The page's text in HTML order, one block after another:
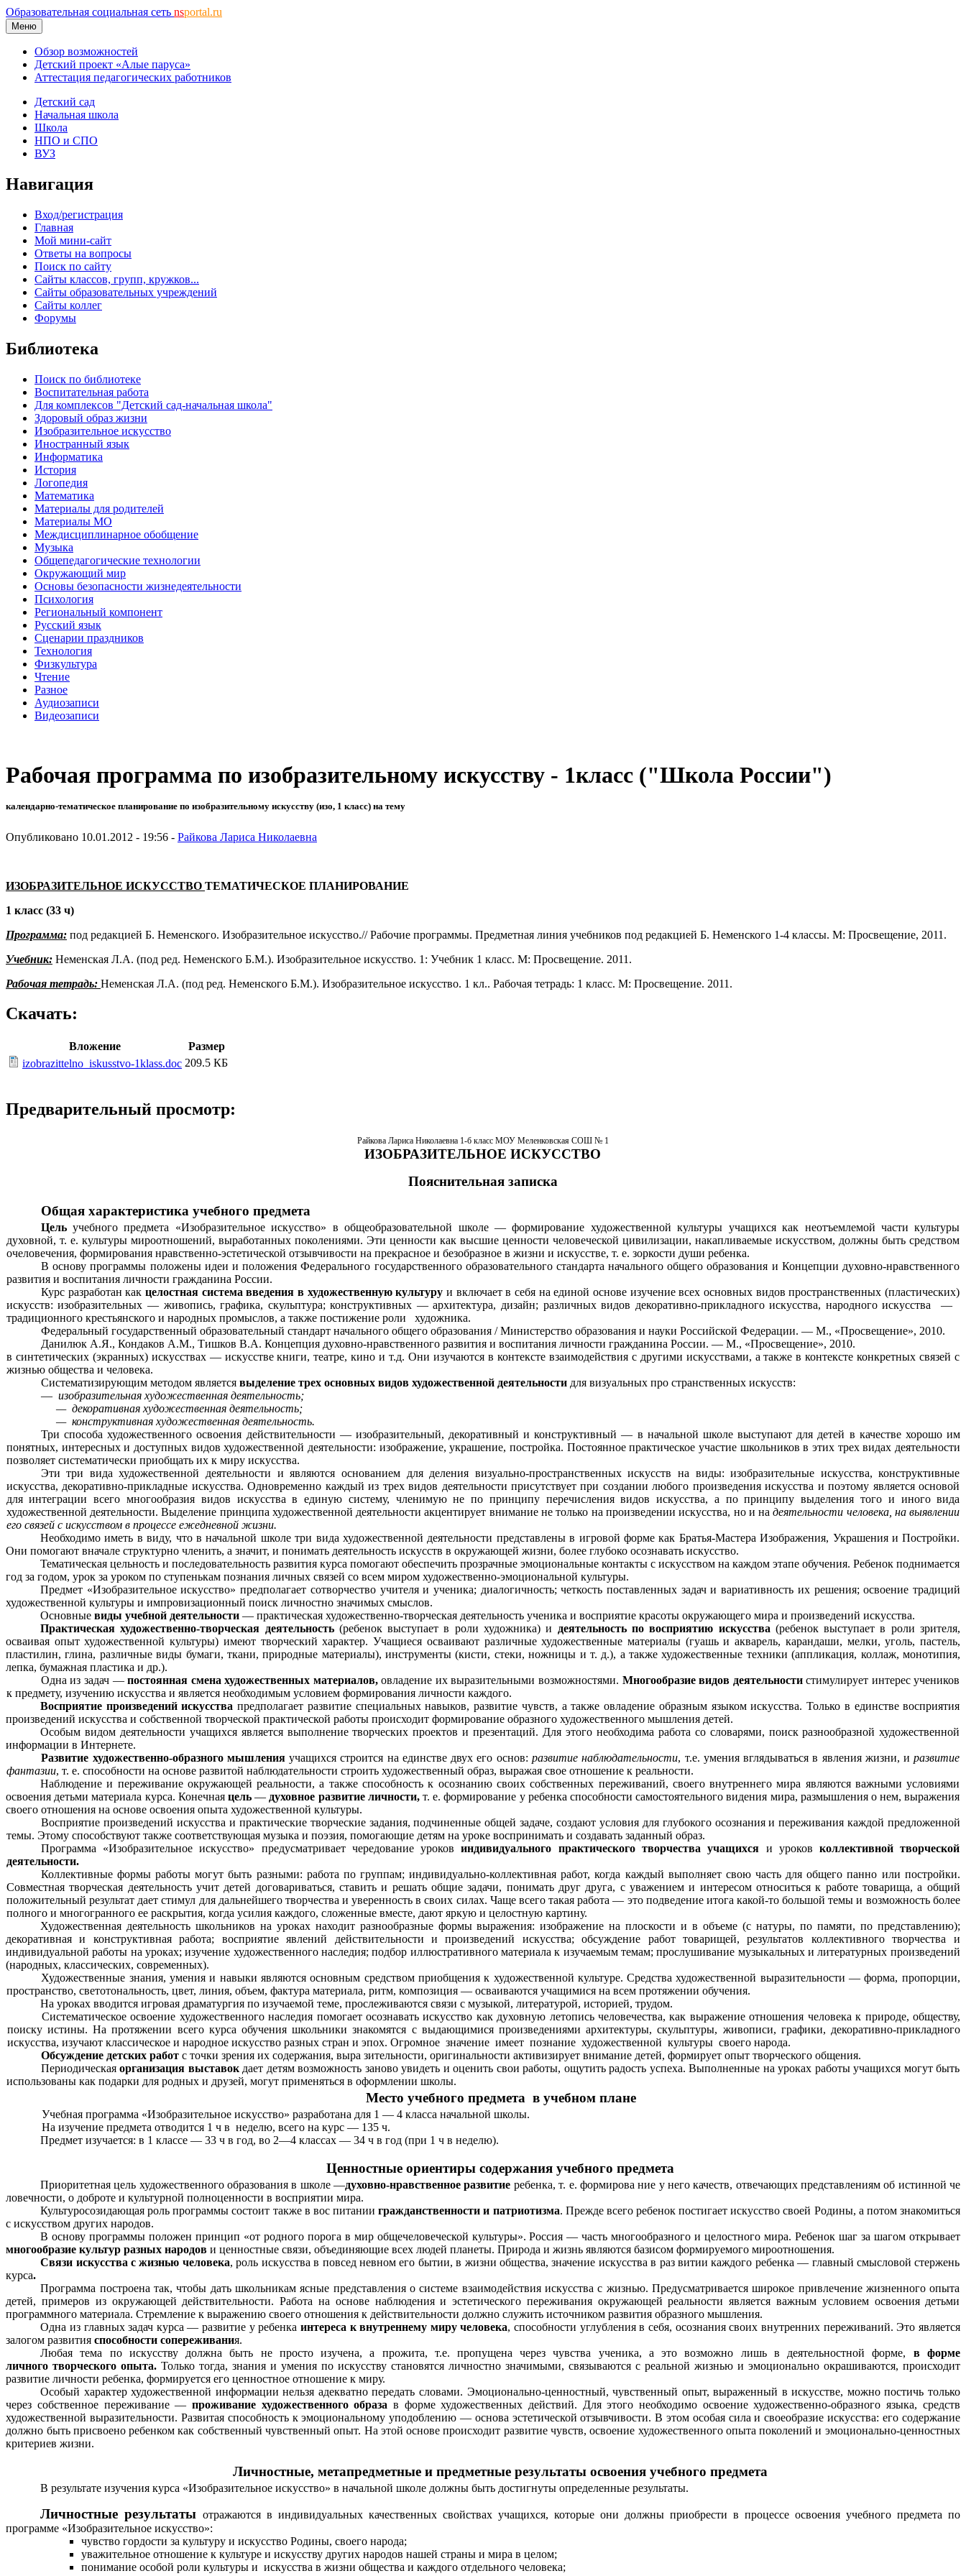
Образовательная социальная сеть nsportal.ru
Меню
Обзор возможностей
Детский проект «Алые паруса»
Аттестация педагогических работников
Детский сад
Начальная школа
Школа
НПО и СПО
ВУЗ
Навигация
Вход/регистрация
Главная
Мой мини-сайт
Ответы на вопросы
Поиск по сайту
Сайты классов, групп, кружков...
Сайты образовательных учреждений
Сайты коллег
Форумы
Библиотека
Поиск по библиотеке
Воспитательная работа
Для комплексов "Детский сад-начальная школа"
Здоровый образ жизни
Изобразительное искусство
Иностранный язык
Информатика
История
Логопедия
Математика
Материалы для родителей
Материалы МО
Междисциплинарное обобщение
Музыка
Общепедагогические технологии
Окружающий мир
Основы безопасности жизнедеятельности
Психология
Региональный компонент
Русский язык
Сценарии праздников
Технология
Физкультура
Чтение
Разное
Аудиозаписи
Видеозаписи
Рабочая программа по изобразительному искусству - 1класс ("Школа России")
календарно-тематическое планирование по изобразительному искусству (изо, 1 класс) на тему
Опубликовано 10.01.2012 - 19:56 - Райкова Лариса Николаевна
ИЗОБРАЗИТЕЛЬНОЕ ИСКУССТВО ТЕМАТИЧЕСКОЕ ПЛАНИРОВАНИЕ
1 класс (33 ч)
Программа: под редакцией Б. Неменского. Изобразительное искусство.// Рабочие программы. Предметная линия учебников под редакцией Б. Неменского 1-4 классы. М: Просвещение, 2011.
Учебник: Неменская Л.А. (под ред. Неменского Б.М.). Изобразительное искусство. 1: Учебник 1 класс. М: Просвещение. 2011.
Рабочая тетрадь: Неменская Л.А. (под ред. Неменского Б.М.). Изобразительное искусство. 1 кл.. Рабочая тетрадь: 1 класс. М: Просвещение. 2011.
Скачать:
Вложение
Размер
izobrazittelno_iskusstvo-1klass.doc 209.5 КБ
Предварительный просмотр:
Райкова Лариса Николаевна 1-б класс МОУ Меленковская СОШ № 1
ИЗОБРАЗИТЕЛЬНОЕ ИСКУССТВО
Пояснительная записка
Общая характеристика учебного предмета
Цельучебного предмета «Изобразительное искусство» в общеобразовательной школе — формирование художественной культуры учащихся как неотъемлемой части культуры
духовной, т. е. культуры мироотношений, выработанных поколениями. Эти ценности как высшие ценности человеческой цивилизации, накапливаемые искусством, должны быть средством
очеловечения, формирования нравственно-эстетической отзывчивости на прекрасное и безобразное в жизни и искусстве, т. е. зоркости души ребенка.
В основу программы положены идеи и положения Федерального государственного образовательного стандарта начального общего образования и Концепции духовно-нравственного
развития и воспитания личности гражданина России.
Курс разработан как целостная система введения в художественную культуру и включает в себя на единой основе изучение всех основных видов пространственных (пластических)
искусств: изобразительных — живопись, графика, скульптура; конструктивных — архитектура, дизайн; различных видов декоративно-прикладного искусства, народного искусства —
традиционного крестьянского и народных промыслов, а также постижение роли художника.
Федеральный государственный образовательный стандарт начального общего образования / Министерство образования и науки Российской Федерации. — М., «Просвещение», 2010.
Данилюк А.Я., Кондаков А.М., Тишков В.А. Концепция духовно-нравственного развития и воспитания личности гражданина России. — М., «Просвещение», 2010.
в синтетических (экранных) искусствах — искусстве книги, театре, кино и т.д. Они изучаются в контексте взаимодействия с другими искусствами, а также в контексте конкретных связей с
жизнью общества и человека.
Систематизирующим методом является выделение трех основных видов художественной деятельности для визуальных про странственных искусств:
— изобразительная художественная деятельность;
— декоративная художественная деятельность;
— конструктивная художественная деятельность.
Три способа художественного освоения действительности — изобразительный, декоративный и конструктивный — в начальной школе выступают для детей в качестве хорошо им
понятных, интересных и доступных видов художественной деятельности: изображение, украшение, постройка. Постоянное практическое участие школьников в этих трех видах деятельности
позволяет систематически приобщать их к миру искусства.
Эти три вида художественной деятельности и являются основанием для деления визуально-пространственных искусств на виды: изобразительные искусства, конструктивные
искусства, декоративно-прикладные искусства. Одновременно каждый из трех видов деятельности присутствует при создании любого произведения искусства и поэтому является основой
для интеграции всего многообразия видов искусства в единую систему, членимую не по принципу перечисления видов искусства, а по принципу выделения того и иного вида
художественной деятельности. Выделение принципа художественной деятельности акцентирует внимание не только на произведении искусства, но и надеятельности человека, на выявлении
его связей с искусством в процессе ежедневной жизни.
Необходимо иметь в виду, что в начальной школе три вида художественной деятельности представлены в игровой форме как Братья-Мастера Изображения, Украшения и Постройки.
Они помогают вначале структурно членить, а значит, и понимать деятельность искусств в окружающей жизни, более глубоко осознавать искусство.
Тематическая цельность и последовательность развития курса помогают обеспечить прозрачные эмоциональные контакты с искусством на каждом этапе обучения. Ребенок поднимается
год за годом, урок за уроком по ступенькам познания личных связей со всем миром художественно-эмоциональной культуры.
Предмет «Изобразительное искусство» предполагает сотворчество учителя и ученика; диалогичность; четкость поставленных задач и вариативность их решения; освоение традиций
художественной культуры и импровизационный поиск личностно значимых смыслов.
Основные виды учебной деятельности — практическая художественно-творческая деятельность ученика и восприятие красоты окружающего мира и произведений искусства.
Практическая художественно-творческая деятельность(ребенок выступает в роли художника) и деятельность по восприятию искусства (ребенок выступает в роли зрителя,
осваивая опыт художественной культуры) имеют творческий характер. Учащиеся осваивают различные художественные материалы (гуашь и акварель, карандаши, мелки, уголь, пастель,
пластилин, глина, различные виды бумаги, ткани, природные материалы), инструменты (кисти, стеки, ножницы и т. д.), а также художественные техники (аппликация, коллаж, монотипия,
лепка, бумажная пластика и др.).
Одна из задач —постоянная смена художественных материалов,овладение их выразительными возможностями. Многообразие видов деятельностистимулирует интерес учеников
к предмету, изучению искусства и является необходимым условием формирования личности каждого.
Восприятие произведений искусства предполагает развитие специальных навыков, развитие чувств, а также овладение образным языком искусства. Только в единстве восприятия
произведений искусства и собственной творческой практической работы происходит формирование образного художественного мышления детей.
Особым видом деятельности учащихся является выполнение творческих проектов и презентаций. Для этого необходима работа со словарями, поиск разнообразной художественной
информации в Интернете.
Развитие художественно-образного мышленияучащихся строится на единстве двух его основ: развитие наблюдательности, т.е. умения вглядываться в явления жизни, иразвитие
фантазии, т. е. способности на основе развитой наблюдательности строить художественный образ, выражая свое отношение к реальности.
Наблюдение и переживание окружающей реальности, а также способность к осознанию своих собственных переживаний, своего внутреннего мира являются важными условиями
освоения детьми материала курса. Конечная цель — духовное развитие личности,т. е. формирование у ребенка способности самостоятельного видения мира, размышления о нем, выражения
своего отношения на основе освоения опыта художественной культуры.
Восприятие произведений искусства и практические творческие задания, подчиненные общей задаче, создают условия для глубокого осознания и переживания каждой предложенной
темы. Этому способствуют также соответствующая музыка и поэзия, помогающие детям на уроке воспринимать и создавать заданный образ.
Программа «Изобразительное искусство» предусматривает чередование уроковиндивидуального практического творчества учащихся и уроков коллективной творческой
деятельности.
Коллективные формы работы могут быть разными: работа по группам; индивидуально-коллективная работ, когда каждый выполняет свою часть для общего панно или постройки.
Совместная творческая деятельность учит детей договариваться, ставить и решать общие задачи, понимать друг друга, с уважением и интересом относиться к работе товарища, а общий
положительный результат дает стимул для дальнейшего творчества и уверенность в своих силах. Чаще всего такая работа — это подведение итога какой-то большой темы и возможность более
полного и многогранного ее раскрытия, когда усилия каждого, сложенные вместе, дают яркую и целостную картину.
Художественная деятельность школьников на уроках находит разнообразные формы выражения: изображение на плоскости и в объеме (с натуры, по памяти, по представлению);
декоративная и конструктивная работа; восприятие явлений действительности и произведений искусства; обсуждение работ товарищей, результатов коллективного творчества и
индивидуальной работы на уроках; изучение художественного наследия; подбор иллюстративного материала к изучаемым темам; прослушивание музыкальных и литературных произведений
(народных, классических, современных).
Художественные знания, умения и навыки являются основным средством приобщения к художественной культуре. Средства художественной выразительности — форма, пропорции,
пространство, светотональность, цвет, линия, объем, фактура материала, ритм, композиция — осваиваются учащимися на всем протяжении обучения.
На уроках вводится игровая драматургия по изучаемой теме, прослеживаются связи с музыкой, литературой, историей, трудом.
Систематическое освоение художественного наследия помогает осознавать искусство как духовную летопись человечества, как выражение отношения человека к природе, обществу,
поиску истины. На протяжении всего курса обучения школьники знакомятся с выдающимися произведениями архитектуры, скульптуры, живописи, графики, декоративно-прикладного
искусства, изучают классическое и народное искусство разных стран и эпох. Огромное значение имеет познание художественной культуры своего народа.
Обсуждение детских работ с точки зрения их содержания, выра зительности, оригинальности активизирует внимание детей, формирует опыт творческого общения.
Периодическаяорганизация выставок дает детям возможность заново увидеть и оценить свои работы, ощутить радость успеха. Выполненные на уроках работы учащихся могут быть
использованы как подарки для родных и друзей, могут применяться в оформлении школы.
Место учебного предмета в учебном плане
Учебная программа «Изобразительное искусство» разработана для 1 — 4 класса начальной школы.
На изучение предмета отводится 1 ч в неделю, всего на курс — 135 ч.
Предмет изучается: в 1 классе — 33 ч в год, во 2—4 классах — 34 ч в год (при 1 ч в неделю).
Ценностные ориентиры содержания учебного предмета
Приоритетная цель художественного образования в школе —духовно-нравственное развитие ребенка, т. е. формирова ние у него качеств, отвечающих представлениям об истинной че
ловечности, о доброте и культурной полноценности в восприятии мира.
Культуросозидающая роль программы состоит также в вос питаниигражданственности и патриотизма. Прежде всего ребенок постигает искусство своей Родины, а потом знакомиться
с искусством других народов.
В основу программы положен принцип «от родного порога в мир общечеловеческой культуры». Россия — часть многообразного и целостного мира. Ребенок шаг за шагом открывает
многообразие культур разных народов и ценностные связи, объединяющие всех людей планеты. Природа и жизнь являются базисом формируемого мироотношения.
Связи искусства с жизнью человека, роль искусства в повсед невном его бытии, в жизни общества, значение искусства в раз витии каждого ребенка — главный смысловой стержень
курса.
Программа построена так, чтобы дать школьникам ясные представления о системе взаимодействия искусства с жизнью. Предусматривается широкое привлечение жизненного опыта
детей, примеров из окружающей действительности. Работа на основе наблюдения и эстетического переживания окружающей реальности является важным условием освоения детьми
программного материала. Стремление к выражению своего отношения к действительности должно служить источником развития образного мышления.
Одна из главных задач курса — развитие у ребенка интереса к внутреннему миру человека, способности углубления в себя, осознания своих внутренних переживаний. Это является
залогом развитияспособности сопереживания.
Любая тема по искусству должна быть не просто изучена, а прожита, т.е. пропущена через чувства ученика, а это возможно лишь в деятельностной форме, в форме
личного творческого опыта. Только тогда, знания и умения по искусству становятся личностно значимыми, связываются с реальной жизнью и эмоционально окрашиваются, происходит
развитие личности ребенка, формируется его ценностное отношение к миру.
Особый характер художественной информации нельзя адекватно передать словами. Эмоционально-ценностный, чувственный опыт, выраженный в искусстве, можно постичь только
через собственное переживание — проживание художественного образа в форме художественных действий. Для этого необходимо освоение художественно-образного языка, средств
художественной выразительности. Развитая способность к эмоциональному уподоблению — основа эстетической отзывчивости. В этом особая сила и своеобразие искусства: его содержание
должно быть присвоено ребенком как собственный чувственный опыт. На этой основе происходит развитие чувств, освоение художественного опыта поколений и эмоционально-ценностных
критериев жизни.
Личностные, метапредметные и предметные результаты освоения учебного предмета
В результате изучения курса «Изобразительное искусство» в начальной школе должны быть достигнуты определенные результаты.
Личностные результаты отражаются в индивидуальных качественных свойствах учащихся, которые они должны приобрести в процессе освоения учебного предмета по
программе «Изобразительное искусство»:
чувство гордости за культуру и искусство Родины, своего народа;
уважительное отношение к культуре и искусству других народов нашей страны и мира в целом;
понимание особой роли культуры и искусства в жизни общества и каждого отдельного человека;